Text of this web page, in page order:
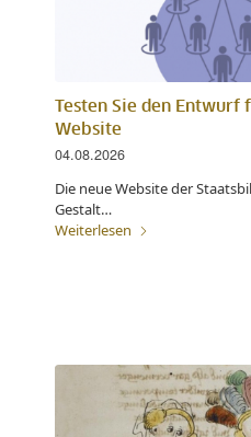
Testen Sie den
Website
04.08.2026
Die neue Website der
Gestalt…
Weiterlesen